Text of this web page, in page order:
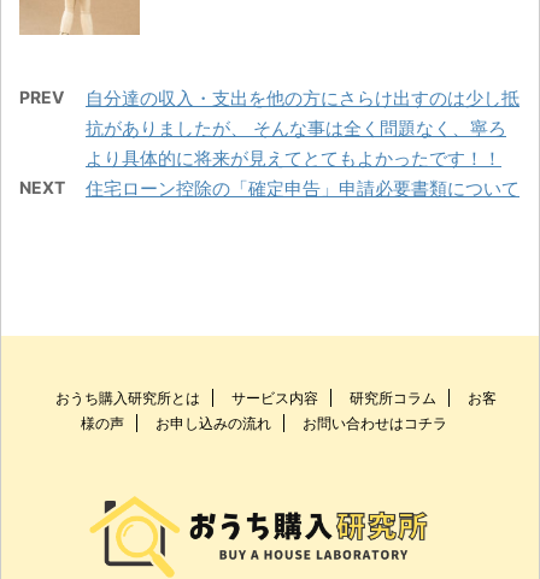
PREV
自分達の収入・支出を他の方にさらけ出すのは少し抵
抗がありましたが、 そんな事は全く問題なく、寧ろ
より具体的に将来が見えてとてもよかったです！！
NEXT 住宅ローン控除の「確定申告」申請必要書類について
おうち購入研究所とは サービス内容 研究所コラム
お客
様の声
お申し込みの流れ お問い合わせはコチラ